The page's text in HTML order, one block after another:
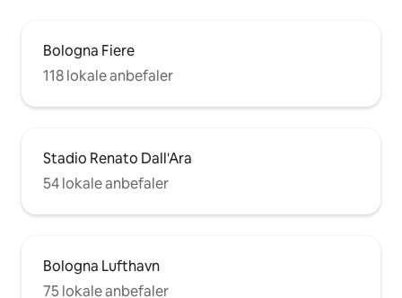
Bologna Fiere
118 lokale anbefaler
Stadio Renato Dall'Ara
54 lokale anbefaler
Bologna Lufthavn
75 lokale anbefaler